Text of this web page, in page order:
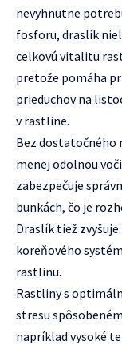
nevyhnutne
fosforu, draslík
celkovú vitalitu
pretože pomáha
prieduchov na
v rastline.
Bez dostatočného
menej odolnou
zabezpečuje
bunkách, čo je
Draslík tiež
koreňového
rastlinu.
Rastliny s
stresu
napríklad vysoké